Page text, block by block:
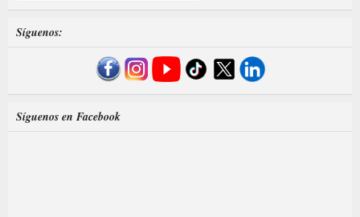
Síguenos:
Síguenos en Facebook